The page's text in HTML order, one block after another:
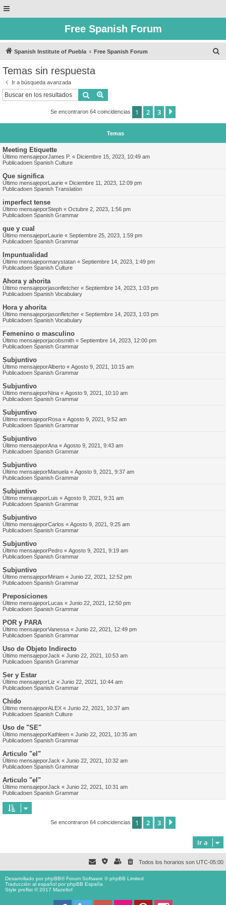
Free Spanish Forum
Spanish Institute of Puebla Free Spanish Forum
Temas sin respuesta
Ir a búsqueda avanzada
Buscar
Se encontraron 64 coincidencias 1 2 3
Temas
Meeting Etiquette
Último mensajeporJames P. « Diciembre 15, 2023, 10:49 am
Publicadoen Spanish Culture
Que significa
Último mensajeporLaurie « Diciembre 11, 2023, 12:09 pm
Publicadoen Spanish Translation
imperfect tense
Último mensajeporSteph « Octubre 2, 2023, 1:56 pm
Publicadoen Spanish Grammar
que y cual
Último mensajeporLaurie « Septiembre 25, 2023, 1:59 pm
Publicadoen Spanish Grammar
Impuntualidad
Último mensajepormarystatan « Septiembre 14, 2023, 1:49 pm
Publicadoen Spanish Culture
Ahora y ahorita
Último mensajeporjasonfletcher « Septiembre 14, 2023, 1:03 pm
Publicadoen Spanish Vocabulary
Hora y ahorita
Último mensajeporjasonfletcher « Septiembre 14, 2023, 1:03 pm
Publicadoen Spanish Vocabulary
Femenino o masculino
Último mensajeporjacobsmith « Septiembre 14, 2023, 12:00 pm
Publicadoen Spanish Grammar
Subjuntivo
Último mensajeporAlberto « Agosto 9, 2021, 10:15 am
Publicadoen Spanish Grammar
Subjuntivo
Último mensajeporNina « Agosto 9, 2021, 10:10 am
Publicadoen Spanish Grammar
Subjuntivo
Último mensajeporRosa « Agosto 9, 2021, 9:52 am
Publicadoen Spanish Grammar
Subjuntivo
Último mensajeporAna « Agosto 9, 2021, 9:43 am
Publicadoen Spanish Grammar
Subjuntivo
Último mensajeporManuela « Agosto 9, 2021, 9:37 am
Publicadoen Spanish Grammar
Subjuntivo
Último mensajeporLuis « Agosto 9, 2021, 9:31 am
Publicadoen Spanish Grammar
Subjuntivo
Último mensajeporCarlos « Agosto 9, 2021, 9:25 am
Publicadoen Spanish Grammar
Subjuntivo
Último mensajeporPedro « Agosto 9, 2021, 9:19 am
Publicadoen Spanish Grammar
Subjuntivo
Último mensajeporMiriam « Junio 22, 2021, 12:52 pm
Publicadoen Spanish Grammar
Preposiciones
Último mensajeporLucas « Junio 22, 2021, 12:50 pm
Publicadoen Spanish Grammar
POR y PARA
Último mensajeporVanessa « Junio 22, 2021, 12:49 pm
Publicadoen Spanish Grammar
Uso de Objeto Indirecto
Último mensajeporJack « Junio 22, 2021, 10:53 am
Publicadoen Spanish Grammar
Ser y Estar
Último mensajeporLiz « Junio 22, 2021, 10:44 am
Publicadoen Spanish Grammar
Chido
Último mensajeporALEX « Junio 22, 2021, 10:37 am
Publicadoen Spanish Culture
Uso de "SE"
Último mensajeporKathleen « Junio 22, 2021, 10:35 am
Publicadoen Spanish Grammar
Articulo "el"
Último mensajeporJack « Junio 22, 2021, 10:32 am
Publicadoen Spanish Grammar
Articulo "el"
Último mensajeporJack « Junio 22, 2021, 10:31 am
Publicadoen Spanish Grammar
Se encontraron 64 coincidencias 1 2 3
Ir a
Todos los horarios son UTC-05:00
Desarrollado porphpBB® Forum Software © phpBB Limited
Traducción al español porphpBB España
Style proflat © 2017 Mazeltof